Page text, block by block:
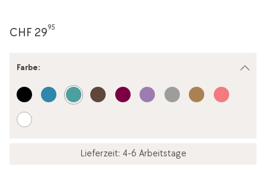
CHF 2995
Farbe:
Lieferzeit: 4-6 Arbeitstage